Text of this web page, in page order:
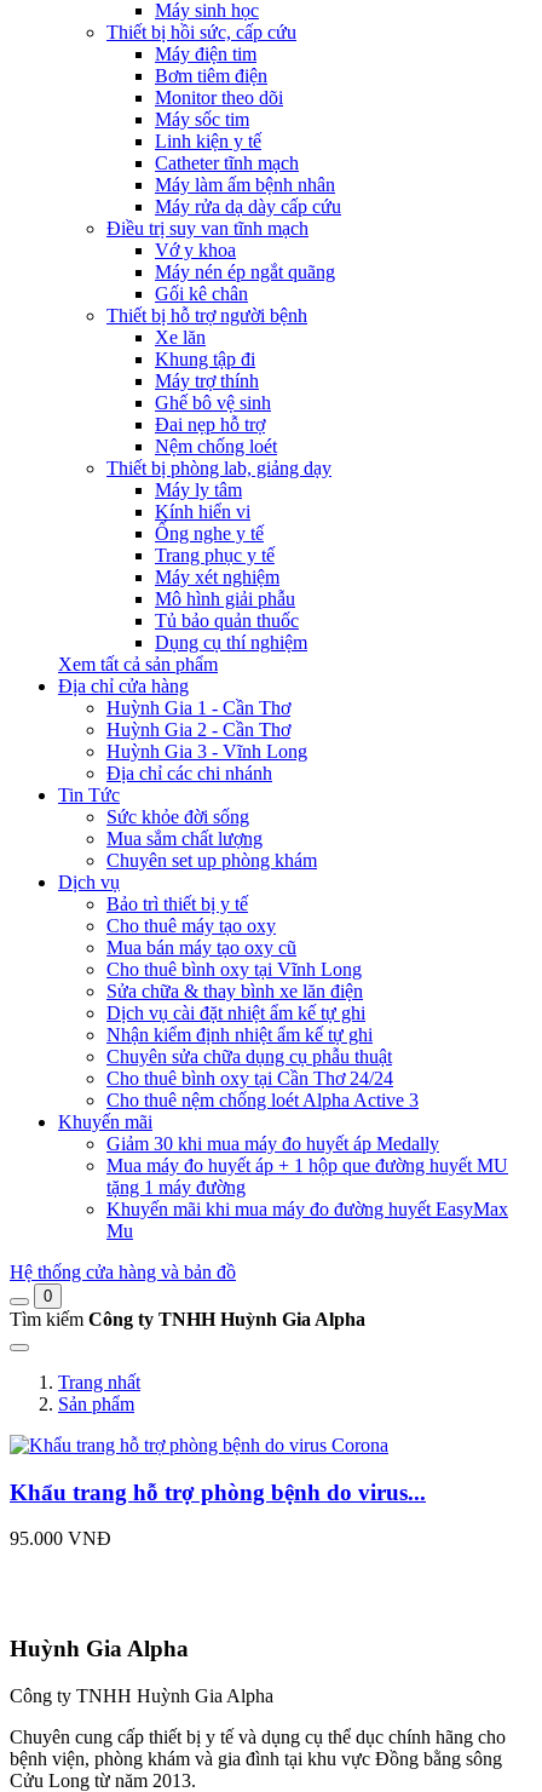
Máy sinh học
Thiết bị hồi sức, cấp cứu
Máy điện tim
Bơm tiêm điện
Monitor theo dõi
Máy sốc tim
Linh kiện y tế
Catheter tĩnh mạch
Máy làm ấm bệnh nhân
Máy rửa dạ dày cấp cứu
Điều trị suy van tĩnh mạch
Vớ y khoa
Máy nén ép ngắt quãng
Gối kê chân
Thiết bị hỗ trợ người bệnh
Xe lăn
Khung tập đi
Máy trợ thính
Ghế bô vệ sinh
Đai nẹp hỗ trợ
Nệm chống loét
Thiết bị phòng lab, giảng dạy
Máy ly tâm
Kính hiển vi
Ống nghe y tế
Trang phục y tế
Máy xét nghiệm
Mô hình giải phẫu
Tủ bảo quản thuốc
Dụng cụ thí nghiệm
Xem tất cả sản phẩm
Địa chỉ cửa hàng
Huỳnh Gia 1 - Cần Thơ
Huỳnh Gia 2 - Cần Thơ
Huỳnh Gia 3 - Vĩnh Long
Địa chỉ các chi nhánh
Tin Tức
Sức khỏe đời sống
Mua sắm chất lượng
Chuyên set up phòng khám
Dịch vụ
Bảo trì thiết bị y tế
Cho thuê máy tạo oxy
Mua bán máy tạo oxy cũ
Cho thuê bình oxy tại Vĩnh Long
Sửa chữa & thay bình xe lăn điện
Dịch vụ cài đặt nhiệt ẩm kế tự ghi
Nhận kiểm định nhiệt ẩm kế tự ghi
Chuyên sửa chữa dụng cụ phẫu thuật
Cho thuê bình oxy tại Cần Thơ 24/24
Cho thuê nệm chống loét Alpha Active 3
Khuyến mãi
Giảm 30 khi mua máy đo huyết áp Medally
Mua máy đo huyết áp + 1 hộp que đường huyết MU
tặng 1 máy đường
Khuyến mãi khi mua máy đo đường huyết EasyMax
Mu
Hệ thống cửa hàng và bản đồ
0
Tìm kiếm Công ty TNHH Huỳnh Gia Alpha
Trang nhất
Sản phẩm
Khẩu trang hỗ trợ phòng bệnh do virus...
95.000 VNĐ
Huỳnh Gia Alpha
Công ty TNHH Huỳnh Gia Alpha
Chuyên cung cấp thiết bị y tế và dụng cụ thể dục chính hãng cho
bệnh viện, phòng khám và gia đình tại khu vực Đồng bằng sông
Cửu Long từ năm 2013.